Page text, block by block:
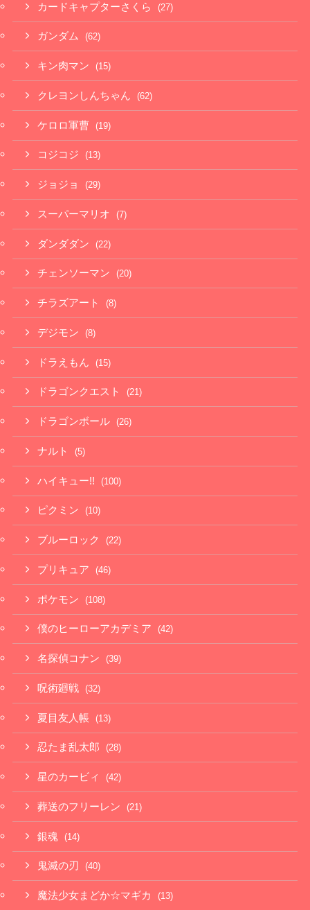
カードキャプターさくら (27)
ガンダム (62)
キン肉マン (15)
クレヨンしんちゃん (62)
ケロロ軍曹 (19)
コジコジ (13)
ジョジョ (29)
スーパーマリオ (7)
ダンダダン (22)
チェンソーマン (20)
チラズアート (8)
デジモン (8)
ドラえもん (15)
ドラゴンクエスト (21)
ドラゴンボール (26)
ナルト (5)
ハイキュー!! (100)
ピクミン (10)
ブルーロック (22)
プリキュア (46)
ポケモン (108)
僕のヒーローアカデミア (42)
名探偵コナン (39)
呪術廻戦 (32)
夏目友人帳 (13)
忍たま乱太郎 (28)
星のカービィ (42)
葬送のフリーレン (21)
銀魂 (14)
鬼滅の刃 (40)
魔法少女まどか☆マギカ (13)